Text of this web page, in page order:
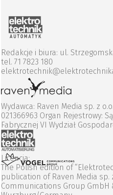
Redakcje i biura: ul.
tel. 71 7823 180
Wydawca: Raven Media sp. z
021366963 Organ Rejestrowy:
Fabrycznej VI Wydział
Licencja:
The Polish edition of
publication of Raven Media sp.
Communications Group GmbH